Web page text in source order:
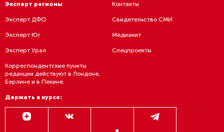
Эксперт регионы
Эксперт ДФО
Эксперт Юг
Эксперт Урал
Корреспондентские пункты
редакции действуют в Лондоне,
Берлине и в Пекине.
Контакты
Свидетельство СМИ
Медиакит
Спецпроекты
Держать в курсе: